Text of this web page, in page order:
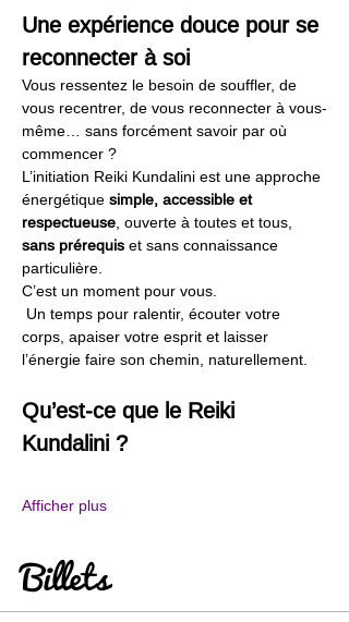
Une expérience douce pour se
reconnecter à soi
Vous ressentez le besoin de souffler, de
vous recentrer, de vous reconnecter à vous-
même… sans forcément savoir par où
commencer ?
L’initiation Reiki Kundalini est une approche
énergétique simple, accessible et
respectueuse , ouverte à toutes et tous,
sans prérequis et sans connaissance
particulière.
C’est un moment pour vous.
corps, apaiser votre esprit et laisser
l’énergie faire son chemin, naturellement.
Qu’est-ce que le Reiki
Kundalini ?
Afficher plus
Billets